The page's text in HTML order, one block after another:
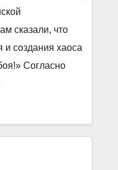
сказали, что
создания хаоса
Согласно